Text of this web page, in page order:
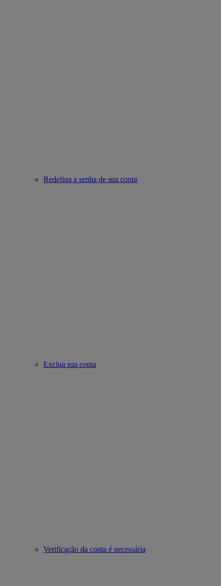
Redefina a senha de sua conta
Exclua sua conta
Verificação da conta é necessária